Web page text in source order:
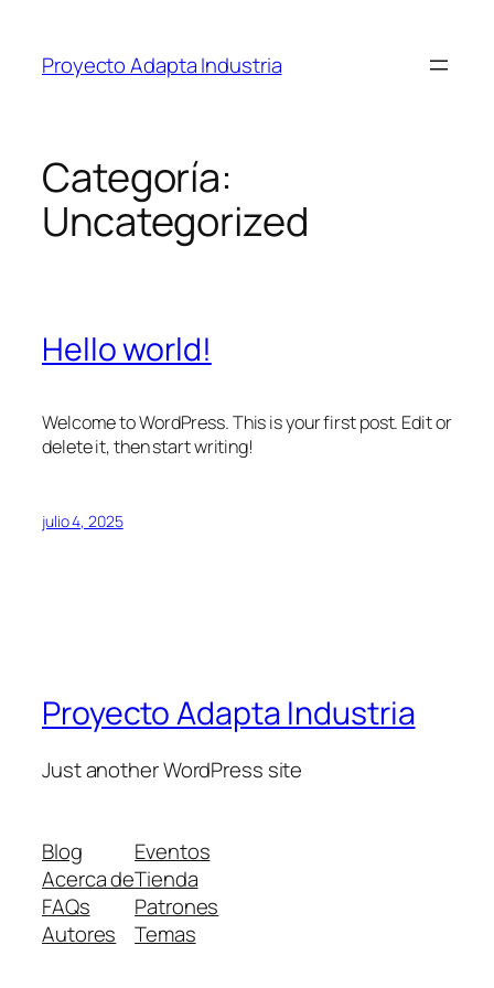
Proyecto Adapta Industria
Categoría:
Uncategorized
Hello world!
Welcome to WordPress. This is your first post. Edit or
delete it, then start writing!
julio 4, 2025
Proyecto Adapta Industria
Just another WordPress site
Blog
Acerca de
FAQs
Autores
Eventos
Tienda
Patrones
Temas